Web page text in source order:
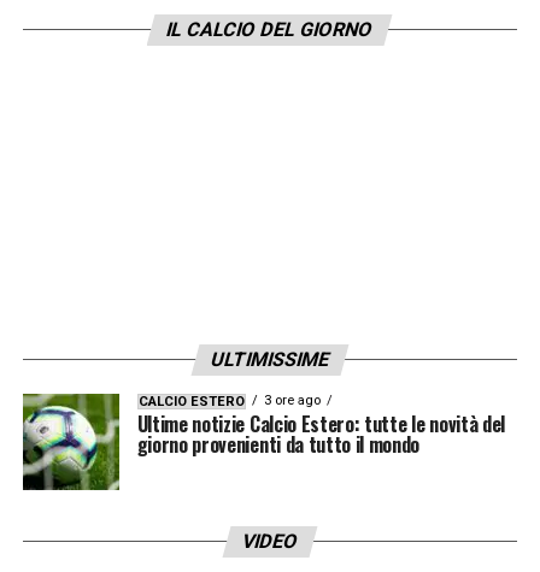
IL CALCIO DEL GIORNO
ULTIMISSIME
CALCIO ESTERO 3 ore ago
Ultime notizie Calcio Estero: tutte le novità del
giorno provenienti da tutto il mondo
VIDEO